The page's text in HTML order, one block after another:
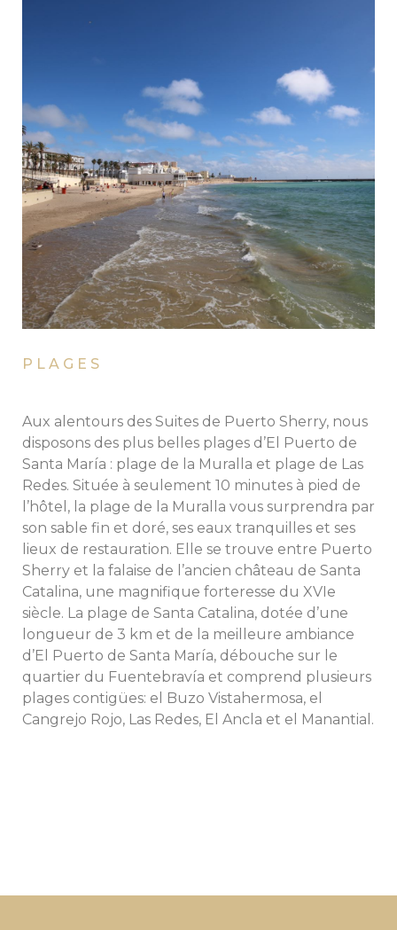
Aux alentours des Suites de Puerto Sherry, nous
disposons des plus belles plages d’El Puerto de
Santa María : plage de la Muralla et plage de Las
Redes. Située à seulement 10 minutes à pied de
l’hôtel, la plage de la Muralla vous surprendra par
son sable fin et doré, ses eaux tranquilles et ses
lieux de restauration. Elle se trouve entre Puerto
Sherry et la falaise de l’ancien château de Santa
Catalina, une magnifique forteresse du XVIe
siècle. La plage de Santa Catalina, dotée d’une
longueur de 3 km et de la meilleure ambiance
d’El Puerto de Santa María, débouche sur le
quartier du Fuentebravía et comprend plusieurs
plages contigües: el Buzo Vistahermosa, el
Cangrejo Rojo, Las Redes, El Ancla et el Manantial.
PLAGES